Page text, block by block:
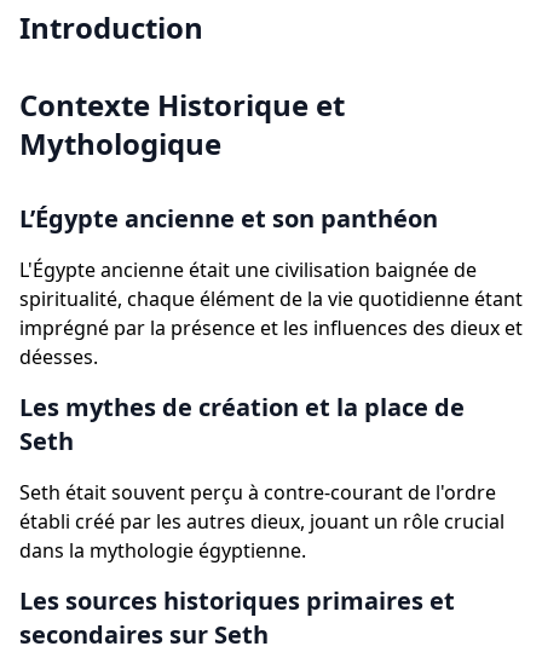
Introduction
Contexte Historique et
Mythologique
L’Égypte ancienne et son panthéon
L'Égypte ancienne était une civilisation baignée de
spiritualité, chaque élément de la vie quotidienne étant
imprégné par la présence et les influences des dieux et
déesses.
Les mythes de création et la place de
Seth
Seth était souvent perçu à contre-courant de l'ordre
établi créé par les autres dieux, jouant un rôle crucial
dans la mythologie égyptienne.
Les sources historiques primaires et
secondaires sur Seth